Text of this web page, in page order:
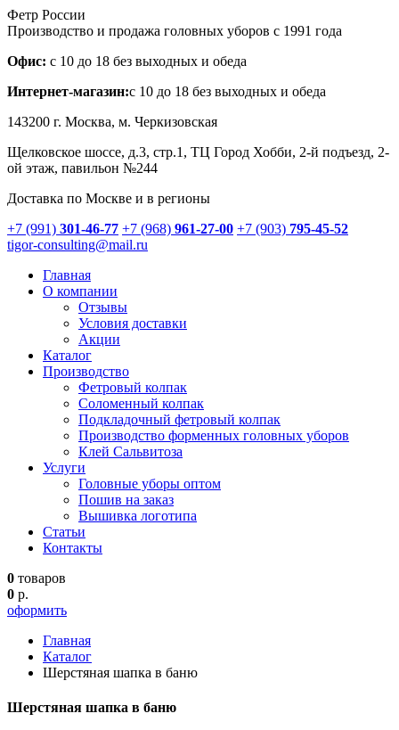
Фетр России
Производство и продажа головных уборов с 1991 года
Офис: с 10 до 18 без выходных и обеда
Интернет-магазин:с 10 до 18 без выходных и обеда
143200 г. Москва, м. Черкизовская
Щелковское шоссе, д.3, стр.1 , ТЦ Город Хобби, 2-й подъезд, 2-
ой этаж, павильон №244
Доставка по Москве и в регионы
+7 (991) 301-46-77 +7 (968) 961-27-00 +7 (903) 795-45-52
tigor-consulting@mail.ru
Главная
О компании
Отзывы
Условия доставки
Акции
Каталог
Производство
Фетровый колпак
Соломенный колпак
Подкладочный фетровый колпак
Производство форменных головных уборов
Клей Сальвитоза
Услуги
Головные уборы оптом
Пошив на заказ
Вышивка логотипа
Статьи
Контакты
0 товаров
0 р.
оформить
Главная
Каталог
Шерстяная шапка в баню
Шерстяная шапка в баню